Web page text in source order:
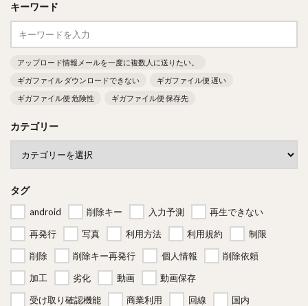
キーワード
アップロード情報メールを一度に複数人に送りたい。
ギガファイル ダウンロードできない
ギガファイル便 遅い
ギガファイル便 危険性
ギガファイル便 保存先
カテゴリー
タグ
android 削除キー 入力予測
再生できない
再発行
写真 利用方法 利用規約
制限
削除
削除キー再発行 個人情報
削除依頼
加工
劣化 動画
動画保存
受け取り確認機能
商業利用 回線
国内